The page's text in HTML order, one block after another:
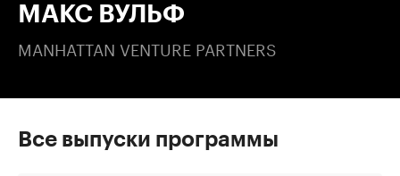
МАКС ВУЛЬФ
MANHATTAN VENTURE PARTNERS
Все выпуски программы